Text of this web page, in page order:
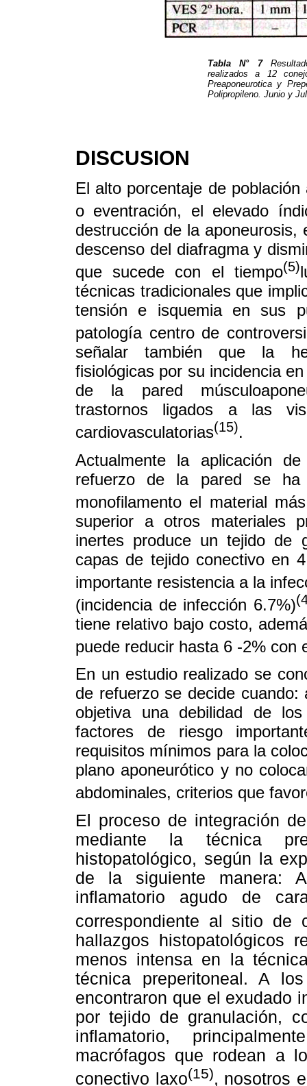
Tabla N° 7
realizados a 12
Preaponeurotica y
Polipropileno. Junio y
DISCUSION
El alto porcentaje de
o eventración, el elevado
destrucción de la
descenso del diafragma y
que sucede con el tiempo(5)
técnicas tradicionales que
tensión e isquemia en sus
patología centro de
señalar también que la
fisiológicas por su incidencia
de la pared
trastornos ligados a las
cardiovasculatorias(15).
Actualmente la aplicación
refuerzo de la pared se ha
monofilamento el material
superior a otros materiales
inertes produce un tejido de
capas de tejido conectivo en
importante resistencia a la
(incidencia de infección 6.7%)
tiene relativo bajo costo,
puede reducir hasta 6 -2% con
En un estudio realizado se
de refuerzo se decide
objetiva una debilidad de
factores de riesgo
requisitos mínimos para la
plano aponeurótico y no
abdominales, criterios que
El proceso de integración
mediante la técnica
histopatológico, según la
de la siguiente manera:
inflamatorio agudo de
correspondiente al sitio de
hallazgos histopatológicos
menos intensa en la
técnica preperitoneal. A
encontraron que el exudado
por tejido de granulación,
inflamatorio,
macrófagos que rodean a
conectivo laxo(15), nosotros